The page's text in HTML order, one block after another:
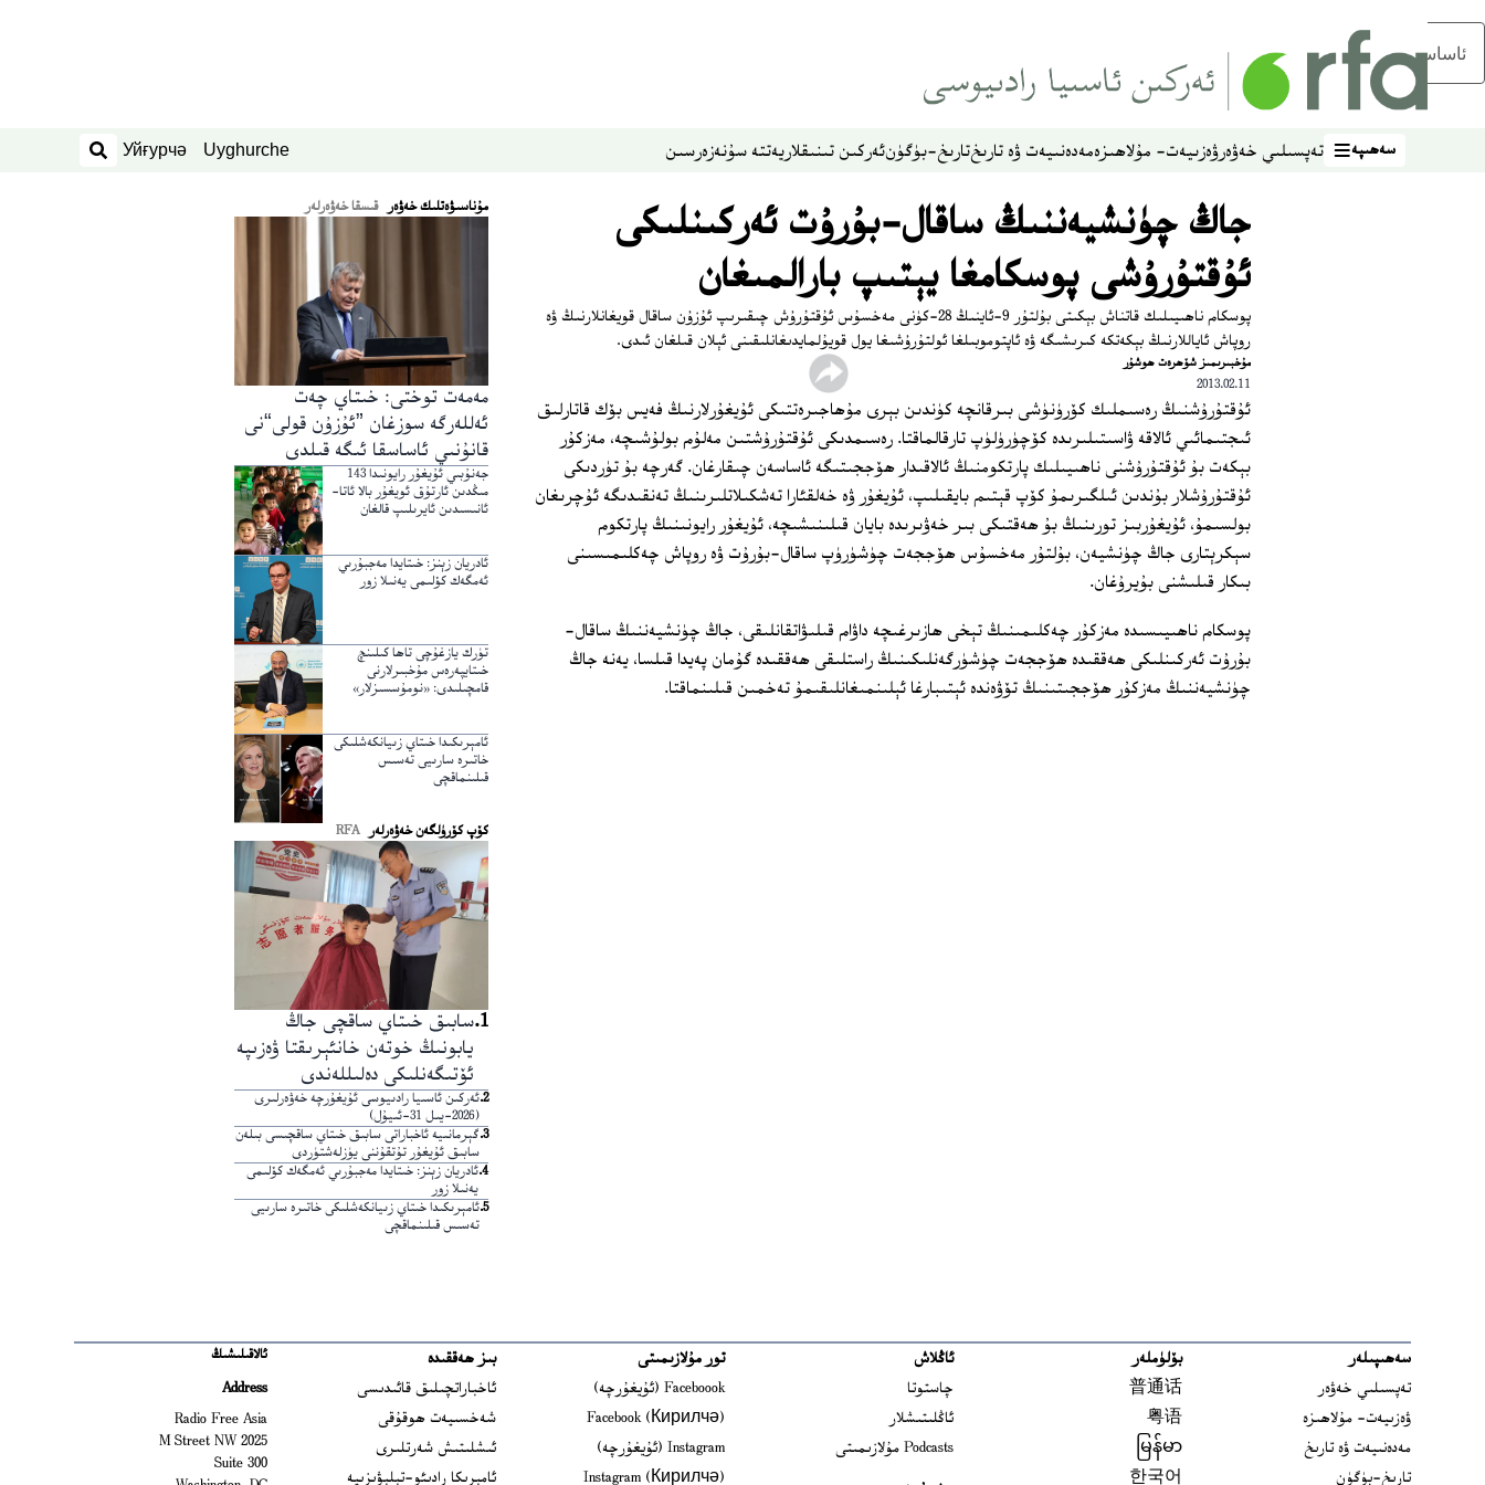
ئاساسلىق مەزمۇنغا ئاتلاڭ
سەھىپە
سەھىپە تەپسىلىي خەۋەرۋەزىيەت- مۇلاھىزەمەدەنىيەت ۋە تارىختارىخ-بۈگۈنئەركىن تىنىقلاريەتتە سۇنەزەرسىن Uyghurche
Уйғурчә
ئىزدەش
جاڭ چۈنشيەننىڭ ساقال-بۇرۇت ئەركىنلىكى
ئۇقتۇرۇشى پوسكامغا يېتىپ بارالمىغان
پوسكام ناھىيىلىك قاتناش بېكىتى بۇلتۇر 9-ئاينىڭ 28-كۈنى مەخسۇس ئۇقتۇرۇش چىقىرىپ ئۇزۇن ساقال قويغانلارنىڭ ۋە
روپاش ئاياللارنىڭ بېكەتكە كىرىشىگە ۋە ئاپتوموبىلغا ئولتۇرۇشىغا يول قويۇلمايدىغانلىقىنى ئېلان قىلغان ئىدى.
مۇخبىرىمىز شۆھرەت ھوشۇر
2013.02.11
ئۇقتۇرۇشنىڭ رەسىملىك كۆرۈنۈشى بىرقانچە كۈندىن بېرى مۇھاجىرەتتىكى ئۇيغۇرلارنىڭ فەيس بۆك قاتارلىق
ئىجتىمائىي ئالاقە ۋاسىتىلىرىدە كۆچۈرۈلۈپ تارقالماقتا. رەسىمدىكى ئۇقتۇرۇشتىن مەلۇم بولۇشىچە، مەزكۇر
بېكەت بۇ ئۇقتۇرۇشنى ناھىيىلىك پارتكومنىڭ ئالاقىدار ھۆججىتىگە ئاساسەن چىقارغان. گەرچە بۇ تۈردىكى
ئۇقتۇرۇشلار بۇندىن ئىلگىرىمۇ كۆپ قېتىم بايقىلىپ، ئۇيغۇر ۋە خەلقئارا تەشكىلاتلىرىنىڭ تەنقىدىگە ئۇچرىغان
بولسىمۇ، ئۇيغۇربىز تورىنىڭ بۇ ھەقتىكى بىر خەۋىرىدە بايان قىلىنىشىچە، ئۇيغۇر رايونىنىڭ پارتكوم
سېكرېتارى جاڭ چۈنشيەن، بۇلتۇر مەخسۇس ھۆججەت چۈشۈرۈپ ساقال-بۇرۇت ۋە روپاش چەكلىمىسىنى
بىكار قىلىشنى بۇيرۇغان.
پوسكام ناھىيىسىدە مەزكۇر چەكلىمىنىڭ تېخى ھازىرغىچە داۋام قىلىۋاتقانلىقى، جاڭ چۈنشيەننىڭ ساقال-
بۇرۇت ئەركىنلىكى ھەققىدە ھۆججەت چۈشۈرگەنلىكىنىڭ راستلىقى ھەققىدە گۇمان پەيدا قىلسا، يەنە جاڭ
چۈنشيەننىڭ مەزكۇر ھۆججىتىنىڭ تۆۋەندە ئېتىبارغا ئېلىنمىغانلىقىمۇ تەخمىن قىلىنماقتا.
ﻣﯘﻧﺎﺳﯩﯟﻩﺗﻠﯩﻚ ﺧﻪﯞﻩﺭ قىسقا خەۋەرلەر
مەمەت توختى: خىتاي چەت
ئەللەرگە سوزغان ”ئۇزۇن قولى“نى
قانۇنىي ئاساسقا ئىگە قىلدى
جەنۇبىي ئۇيغۇر رايونىدا 143
مىڭدىن ئارتۇق ئويغۇر بالا ئاتا-
ئانىسىدىن ئايرىلىپ قالغان
ئادريان زېنز: خىتايدا مەجبۇرىي
ئەمگەك كۆلىمى يەنىلا زور
تۈرك يازغۇچى تاھا كىلىنچ
خىتايپەرەس مۇخبىرلارنى
قامچىلىدى: «نومۇسسىزلار»
ئامېرىكىدا خىتاي زىيانكەشلىكى
خاتىرە سارىيى تەسىس
قىلىنماقچى
كۆپ كۆرۈلگەن خەۋەرلەر RFA
1
.سابىق خىتاي ساقچى جاڭ
يابونىڭ خوتەن خانئېرىقتا ۋەزىپە
ئۆتىگەنلىكى دەلىللەندى
2
.ئەركىن ئاسىيا رادىيوسى ئۇيغۇرچە خەۋەرلىرى
(2026-يىل 31-ئىيۇل)
3
.گېرمانىيە ئاخباراتى سابىق خىتاي ساقچىسى بىلەن
سابىق ئۇيغۇر تۇتقۇننى يۈزلەشتۈردى
4
.ئادريان زېنز: خىتايدا مەجبۇرىي ئەمگەك كۆلىمى
يەنىلا زور
5
.ئامېرىكىدا خىتاي زىيانكەشلىكى خاتىرە سارىيى
تەسىس قىلىنماقچى
سەھىپىلەر
تەپسىلىي خەۋەر
ۋەزىيەت- مۇلاھىزە
مەدەنىيەت ۋە تارىخ
تارىخ-بۈگۈن
بۆلۈملەر
普通话
粤语
မြန်မာ
한국어
ئاڭلاش
چاستوتا
ئاڭلىتىشلار
Podcasts مۇلازىمىتى
تور مۇلازىمىتى
Faceboook (ئۇيغۇرچە)
Opens in new window
Facebook (Кирилчә)
Opens in new window
Instagram (ئۇيغۇرچە)
Opens in new window
Instagram (Кирилчә)
Opens in new window
بىز ھەققىدە
ئاخباراتچىلىق قائىدىسى
شەخسىيەت ھوقۇقى
ئىشلىتىش شەرتلىرى
ئامېرىكا رادىئو-تېلېۋىزىيە
ئالاقىلىشىڭ
Address
Radio Free Asia
2025 M Street NW
Suite 300